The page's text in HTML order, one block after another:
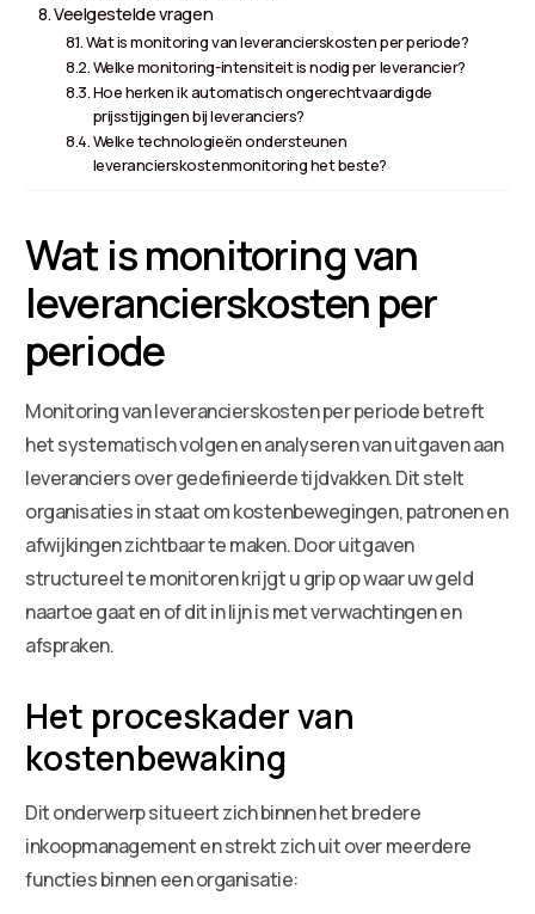
Veelgestelde vragen
Wat is monitoring van leverancierskosten per periode?
Welke monitoring-intensiteit is nodig per leverancier?
Hoe herken ik automatisch ongerechtvaardigde
prijsstijgingen bij leveranciers?
Welke technologieën ondersteunen
leverancierskostenmonitoring het beste?
Wat is monitoring van
leverancierskosten per
periode
Monitoring van leverancierskosten per periode betreft
het systematisch volgen en analyseren van uitgaven aan
leveranciers over gedefinieerde tijdvakken. Dit stelt
organisaties in staat om kostenbewegingen, patronen en
afwijkingen zichtbaar te maken. Door uitgaven
structureel te monitoren krijgt u grip op waar uw geld
naartoe gaat en of dit in lijn is met verwachtingen en
afspraken.
Het proceskader van
kostenbewaking
Dit onderwerp situeert zich binnen het bredere
inkoopmanagement en strekt zich uit over meerdere
functies binnen een organisatie: